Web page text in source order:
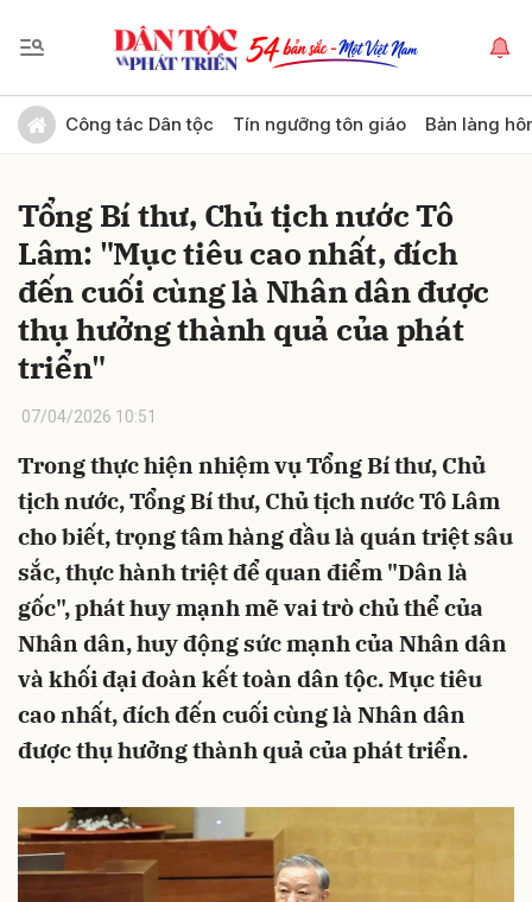
Công tác Dân tộc Tín ngưỡng tôn giáo Bản làng
Tổng Bí thư, Chủ tịch nước Tô
Lâm: "Mục tiêu cao nhất, đích
đến cuối cùng là Nhân dân được
thụ hưởng thành quả của phát
triển"
07/04/2026 10:51
Trong thực hiện nhiệm vụ Tổng Bí thư, Chủ
tịch nước, Tổng Bí thư, Chủ tịch nước Tô Lâm
cho biết, trọng tâm hàng đầu là quán triệt sâu
sắc, thực hành triệt để quan điểm "Dân là
gốc", phát huy mạnh mẽ vai trò chủ thể của
Nhân dân, huy động sức mạnh của Nhân dân
và khối đại đoàn kết toàn dân tộc. Mục tiêu
cao nhất, đích đến cuối cùng là Nhân dân
được thụ hưởng thành quả của phát triển.
Gửi bình luận